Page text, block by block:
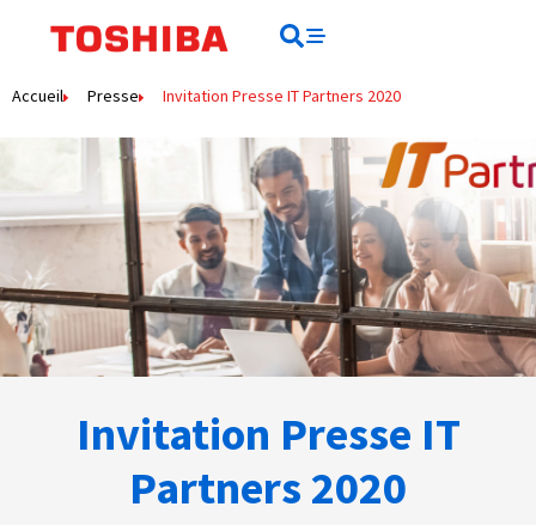
Accueil Presse Invitation Presse IT Partners 2020
Invitation Presse IT
Partners 2020